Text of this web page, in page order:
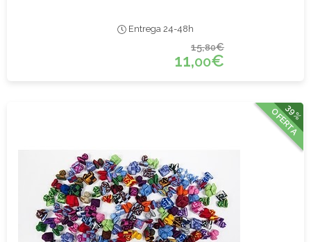
Entrega 24-48h
15,80€
11,00€
39%
OFERTA